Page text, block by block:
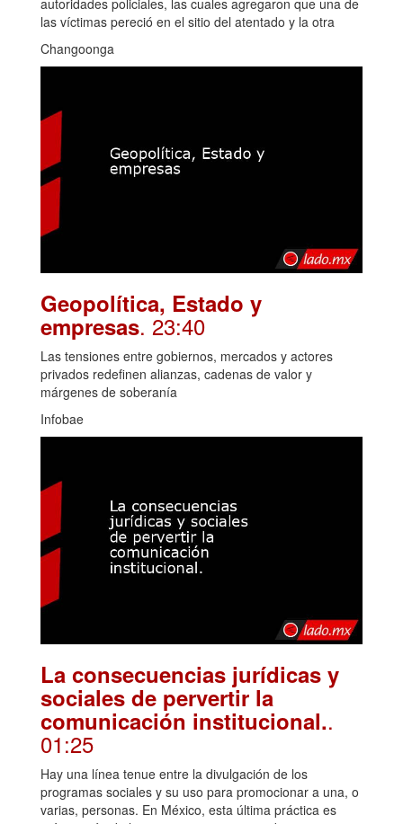
autoridades policiales, las cuales agregaron que una de
las víctimas pereció en el sitio del atentado y la otra
Changoonga
Geopolítica, Estado y
empresas. 23:40
Las tensiones entre gobiernos, mercados y actores
privados redefinen alianzas, cadenas de valor y
márgenes de soberanía
Infobae
La consecuencias jurídicas y
sociales de pervertir la
comunicación institucional..
01:25
Hay una línea tenue entre la divulgación de los
programas sociales y su uso para promocionar a una, o
varias, personas. En México, esta última práctica es